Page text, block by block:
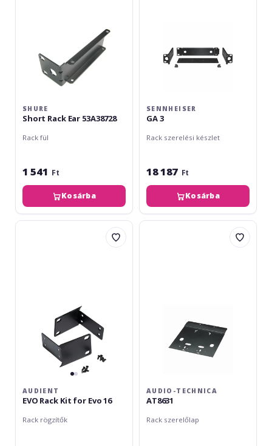
SHURE
Short Rack Ear 53A38728
Rack fül
1 541 Ft
Kosárba
SENNHEISER
GA 3
Rack szerelési készlet
18 187 Ft
Kosárba
Audient
AUDIENT
EVO Rack Kit for Evo 16
Rack rögzítők
Audio-
AUDIO-TECHNICA
AT8631
Rack szerelőlap